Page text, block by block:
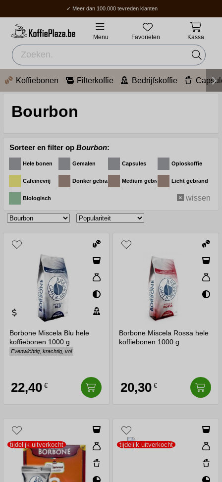
✓ Meer dan 100.000 tevreden klanten
✓ Gratis verzending boven 70 €
✓ Thuisbezorging / Afhaalpunt: 2-5 werkdagen.
Menu Favorieten Kassa
Koffiebonen Filterkoffie Bedrijfskoffie
Bourbon
Sorteer en filter op Bourbon:
Hele bonen Gemalen Capsules Oploskoffie
Cafeïnevrij Donker gebrand Medium gebrand Licht gebrand
Biologisch wissen
Borbone Miscela Blu hele
koffiebonen 1000 g
Evenwichtig, krachtig, vol
22,40€
Borbone Miscela Rossa hele
koffiebonen 1000 g
20,30€
tijdelijk uitverkocht tijdelijk uitverkocht